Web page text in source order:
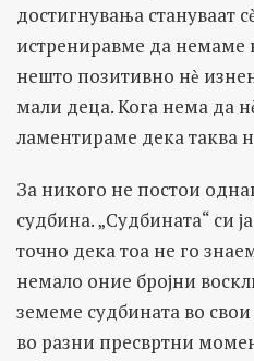
достигнувања стануваат
истрениравме да немаме
нешто позитивно нѐ
мали деца. Кога нема да
ламентираме дека таква
За никого не постои
судбина. „Судбината“ си
точно дека тоа не го
немало оние бројни
земеме судбината во
во разни пресвртни